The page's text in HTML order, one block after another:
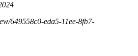
649558c0-eda5-11ee-8fb7-